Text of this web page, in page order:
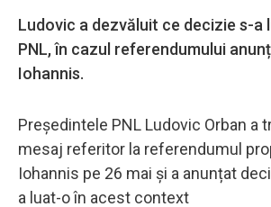
Ludovic a dezvăluit ce decizie s-a
PNL, în cazul referendumului
Iohannis.
Președintele PNL Ludovic Orban a
mesaj referitor la referendumul
Iohannis pe 26 mai și a anunțat
a luat-o în acest context